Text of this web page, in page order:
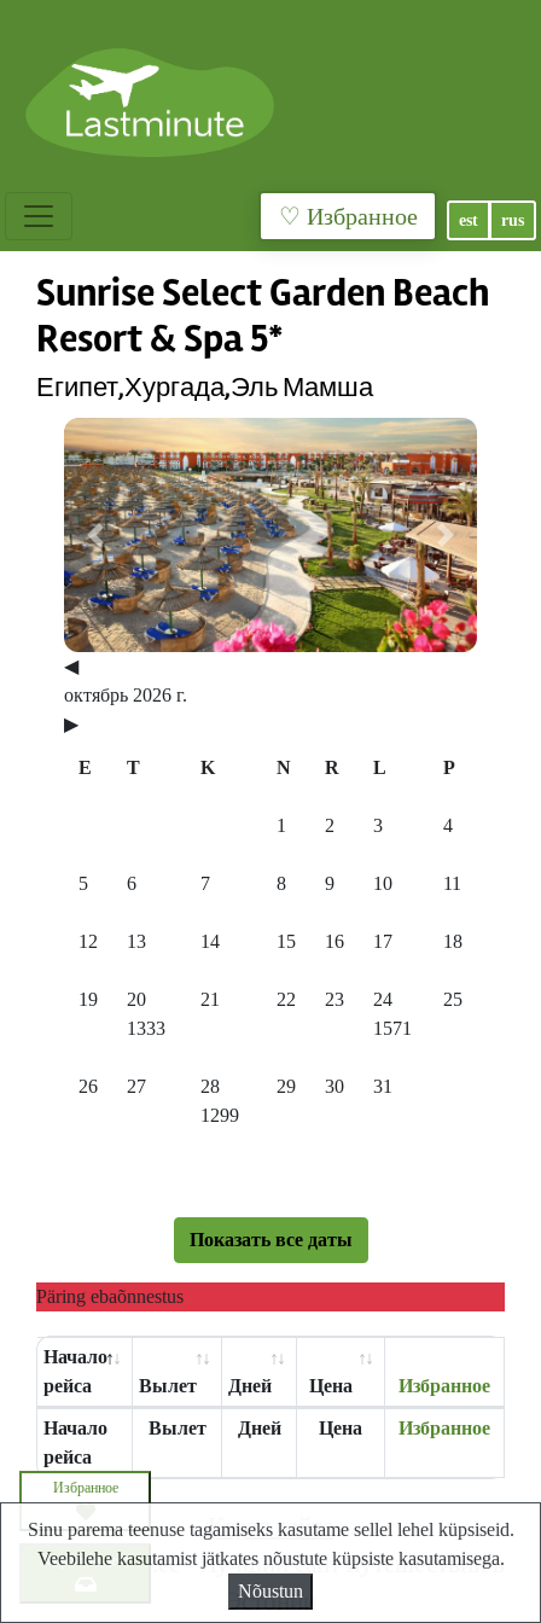
♡ Избранное est rus
Sunrise Select Garden Beach
Resort & Spa 5*
Египет,Хургада,Эль Мамша
Previous Next
◀
октябрь 2026 г.
▶
E T K N R L P
1 2 3 4
5 6 7 8 9 10 11
12 13 14 15 16 17 18
19
20
1333
21 22 23
24
1571
25
26 27
28
1299
29 30 31
Показать все даты
Päring ebaõnnestus
Начало
рейса
Вылет Дней Цена Избранное
Начало
рейса
Вылет Дней Цена Избранное
Запросите цену
Избранное
Карта сайта
Lastminute.ee - Лучший сайт путешествий в
Эстонии
Sinu parema teenuse tagamiseks kasutame sellel lehel küpsiseid.
Veebilehe kasutamist jätkates nõustute küpsiste kasutamisega.
Nõustun